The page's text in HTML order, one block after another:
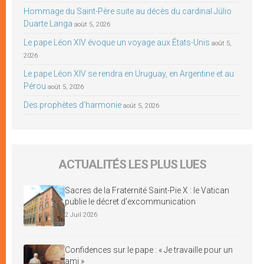
Hommage du Saint-Père suite au décès du cardinal Júlio
Duarte Langa août 5, 2026
Le pape Léon XIV évoque un voyage aux États-Unis août 5,
2026
Le pape Léon XIV se rendra en Uruguay, en Argentine et au
Pérou août 5, 2026
Des prophètes d’harmonie août 5, 2026
ACTUALITÉS LES PLUS LUES
Sacres de la Fraternité Saint-Pie X : le Vatican
publie le décret d’excommunication
2 Juil 2026
Confidences sur le pape : « Je travaille pour un
ami »